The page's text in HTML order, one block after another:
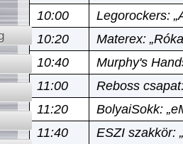
10:00
Legorockers:
10:20
Materex:
10:40
Murphy's
11:00
Reboss
11:20
BolyaiSokk:
11:40
ESZI szakkör: